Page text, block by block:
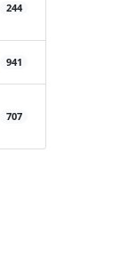
244
941
707